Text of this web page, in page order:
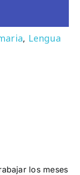
, Lengua
los meses